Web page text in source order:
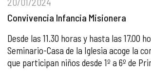
Convivencia Infancia Misionera
Desde las 11.30 horas y hasta las 17.00
Seminario-Casa de la Iglesia acoge la
que participan niños desde 1º a 6º de